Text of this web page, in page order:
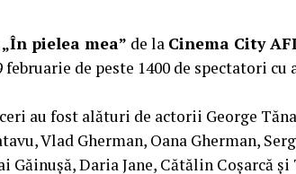
„În pielea mea” de la Cinema City
de peste 1400 de spectatori cu
au fost alături de actorii George
Vlad Gherman, Oana Gherman,
Găinușă, Daria Jane, Cătălin Coșarcă